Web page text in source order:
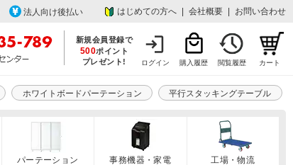
法人向け後払い はじめての方へ 会社概要 お問い合わせ
新規会員登録で
500ポイント
プレゼント!
ログイン 購入履歴 閲覧履歴 カート
ホワイトボードパーテーション 平行スタッキングテーブル
パーテーション 事務機器・家電 工場・物流